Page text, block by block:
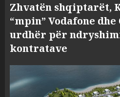
Zhvatën shqiptarët,
“mpin” Vodafone
urdhër për
kontratave